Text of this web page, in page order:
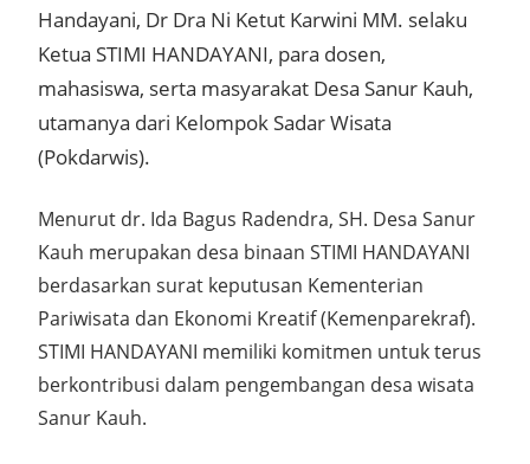
Handayani, Dr Dra Ni Ketut Karwini MM. selaku
Ketua STIMI HANDAYANI, para dosen,
mahasiswa, serta masyarakat Desa Sanur Kauh,
utamanya dari Kelompok Sadar Wisata
(Pokdarwis).
Menurut dr. Ida Bagus Radendra, SH. Desa Sanur
Kauh merupakan desa binaan STIMI HANDAYANI
berdasarkan surat keputusan Kementerian
Pariwisata dan Ekonomi Kreatif (Kemenparekraf).
STIMI HANDAYANI memiliki komitmen untuk terus
berkontribusi dalam pengembangan desa wisata
Sanur Kauh.